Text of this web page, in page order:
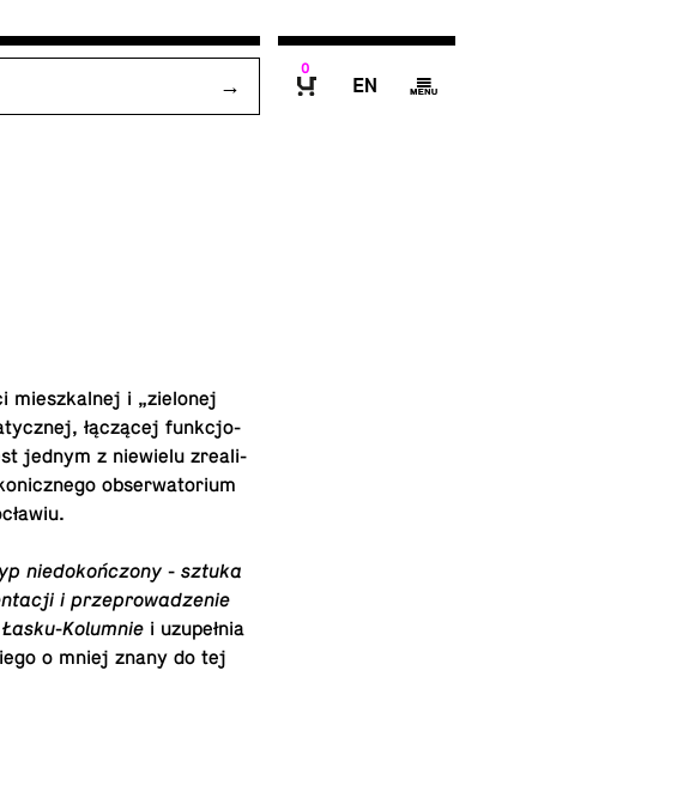
0
E g
miesz­kal­nej i „zie­lo­nej
łą­czą­cej funk­cjo­
jednym z nie­wie­lu zre­ali­
ob­ser­wa­to­rium
nie­do­koń­czo­ny - sztuka
i prze­pro­wa­dze­nie
Ko­lum­nie i uzu­peł­nia
o mniej znany do tej